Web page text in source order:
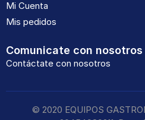
Mi Cuenta
Mis pedidos
Comunicate con nosotros
Contáctate con nosotros
© 2020 EQUIPOS